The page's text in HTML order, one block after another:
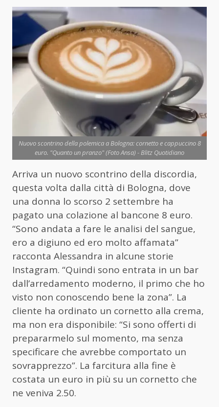
Nuovo scontrino della polemica a Bologna: cornetto e cappuccino 8
euro. "Quanto un pranzo" (Foto Ansa) - Blitz Quotidiano
Arriva un nuovo scontrino della discordia,
questa volta dalla città di Bologna, dove
una donna lo scorso 2 settembre ha
pagato una colazione al bancone 8 euro.
“Sono andata a fare le analisi del sangue,
ero a digiuno ed ero molto affamata”
racconta Alessandra in alcune storie
Instagram. “Quindi sono entrata in un bar
dall’arredamento moderno, il primo che ho
visto non conoscendo bene la zona”. La
cliente ha ordinato un cornetto alla crema,
ma non era disponibile: “Si sono offerti di
prepararmelo sul momento, ma senza
specificare che avrebbe comportato un
sovrapprezzo”. La farcitura alla fine è
costata un euro in più su un cornetto che
ne veniva 2.50.